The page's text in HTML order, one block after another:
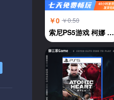
￥0 ￥0.50
索尼PS5游戏 柯娜 奇纳 KENA 凯娜 灵魂之桥 中文